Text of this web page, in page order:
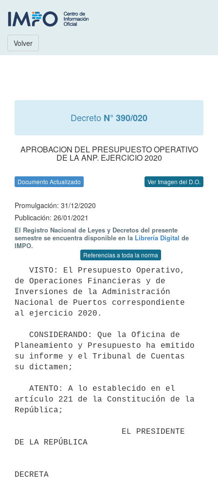
Volver
Decreto N° 390/020
APROBACION DEL PRESUPUESTO OPERATIVO
DE LA ANP. EJERCICIO 2020
Documento Actualizado Ver Imagen del D.O.
Promulgación: 31/12/2020
Publicación: 26/01/2021
El Registro Nacional de Leyes y Decretos del presente
semestre se encuentra disponible en la Librería Digital de
IMPO.
Referencias a toda la norma
de Operaciones Financieras y de
Inversiones de la Administración
Nacional de Puertos correspondiente
al ejercicio 2020.
Planeamiento y Presupuesto ha emitido
su informe y el Tribunal de Cuentas
su dictamen;
artículo 221 de la Constitución de la
República;
DE LA REPÚBLICA